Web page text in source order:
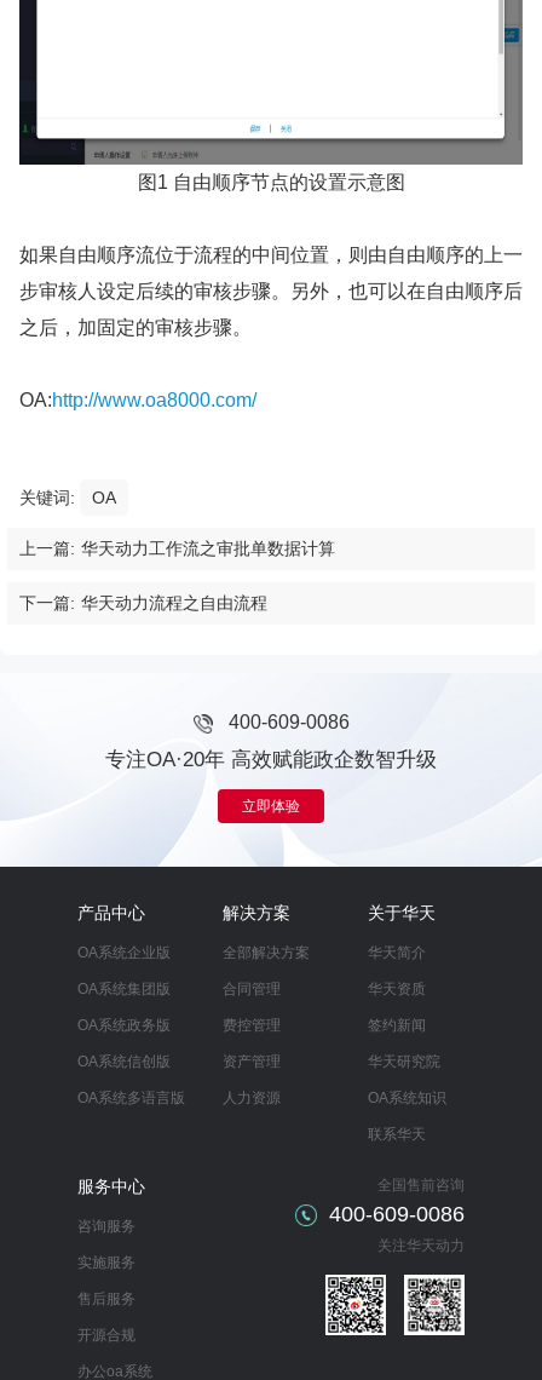
图1 自由顺序节点的设置示意图
如果自由顺序流位于流程的中间位置，则由自由顺序的上一
步审核人设定后续的审核步骤。另外，也可以在自由顺序后
之后，加固定的审核步骤。
OA:http://www.oa8000.com/
关键词: OA
上一篇: 华天动力工作流之审批单数据计算
下一篇: 华天动力流程之自由流程
400-609-0086
专注OA·20年 高效赋能政企数智升级
立即体验
产品中心
OA系统企业版
OA系统集团版
OA系统政务版
OA系统信创版
OA系统多语言版
解决方案
全部解决方案
合同管理
费控管理
资产管理
人力资源
关于华天
华天简介
华天资质
签约新闻
华天研究院
OA系统知识
联系华天
服务中心
咨询服务
实施服务
售后服务
开源合规
办公oa系统
全国售前咨询
400-609-0086
关注华天动力